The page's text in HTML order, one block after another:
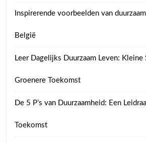
Inspirerende voorbeelden van
België
Leer Dagelijks Duurzaam Leven:
Groenere Toekomst
De 5 P’s van Duurzaamheid: Een
Toekomst